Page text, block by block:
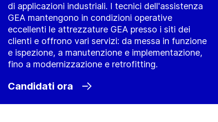
di applicazioni industriali. I tecnici dell'assistenza
GEA mantengono in condizioni operative
eccellenti le attrezzature GEA presso i siti dei
clienti e offrono vari servizi: da messa in funzione
e ispezione, a manutenzione e implementazione,
fino a modernizzazione e retrofitting.
Candidati ora